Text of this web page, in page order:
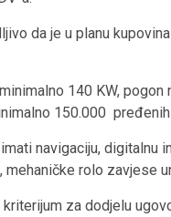
da je u planu
140 KW,
150.000
navigaciju,
rolo zavjese
za dodjelu